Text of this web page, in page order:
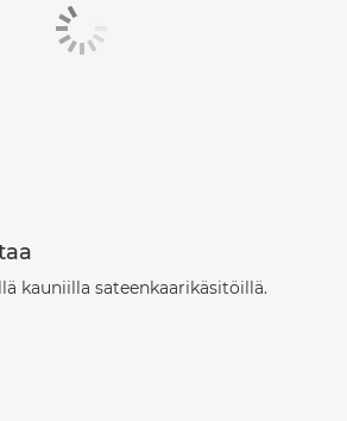
kauniilla sateenkaarikäsitöillä.